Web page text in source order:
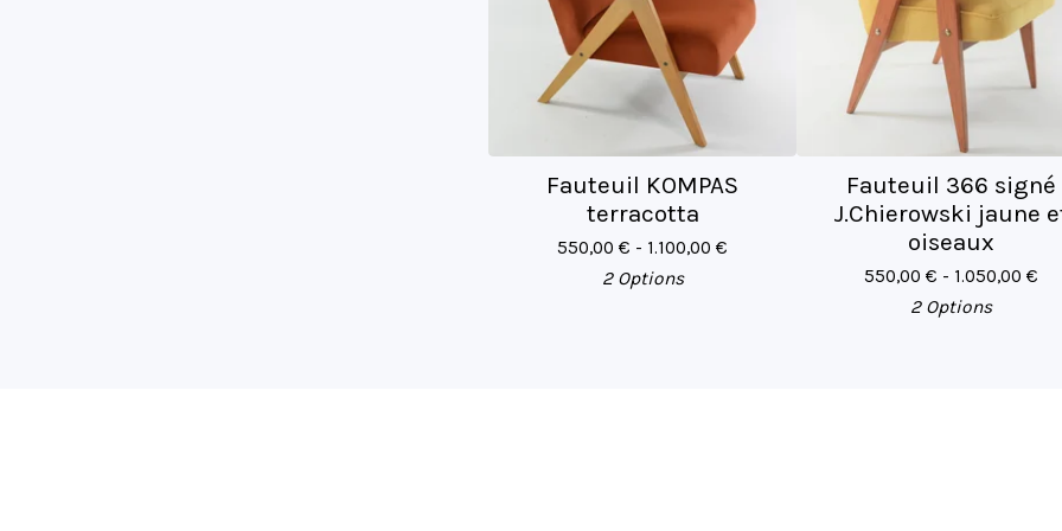
Fauteuil KOMPAS
terracotta
550,00 € - 1.100,00 €
2 Options
Fauteuil 366 signé
J.Chierowski jaune
oiseaux
550,00 € - 1.050,00 €
2 Options